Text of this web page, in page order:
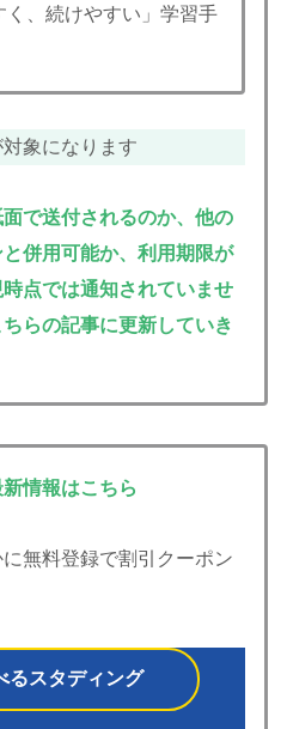
く、続けやすい」学習手
象になります
で送付されるのか、他の
併用可能か、利用期限が
点では通知されていませ
らの記事に更新していき
情報はこちら
無料登録で割引クーポン
るスタディング